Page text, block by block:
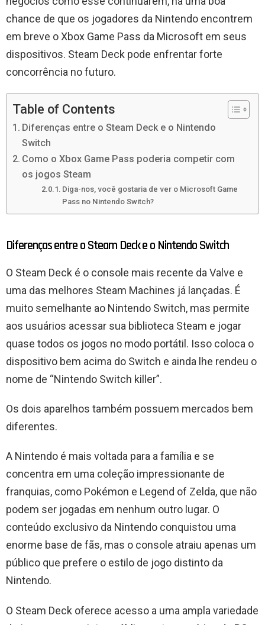
chance de que os jogadores da Nintendo encontrem
em breve o Xbox Game Pass da Microsoft em seus
dispositivos. Steam Deck pode enfrentar forte
concorrência no futuro.
Table of Contents
Diferenças entre o Steam Deck e o Nintendo
Switch
Como o Xbox Game Pass poderia competir com
os jogos Steam
Diga-nos, você gostaria de ver o Microsoft Game
Pass no Nintendo Switch?
Diferenças entre o Steam Deck e o Nintendo Switch
O Steam Deck é o console mais recente da Valve e
uma das melhores Steam Machines já lançadas. É
muito semelhante ao Nintendo Switch, mas permite
aos usuários acessar sua biblioteca Steam e jogar
quase todos os jogos no modo portátil. Isso coloca o
dispositivo bem acima do Switch e ainda lhe rendeu o
nome de “Nintendo Switch killer”.
Os dois aparelhos também possuem mercados bem
diferentes.
A Nintendo é mais voltada para a família e se
concentra em uma coleção impressionante de
franquias, como Pokémon e Legend of Zelda, que não
podem ser jogadas em nenhum outro lugar. O
conteúdo exclusivo da Nintendo conquistou uma
enorme base de fãs, mas o console atraiu apenas um
público que prefere o estilo de jogo distinto da
Nintendo.
O Steam Deck oferece acesso a uma ampla variedade